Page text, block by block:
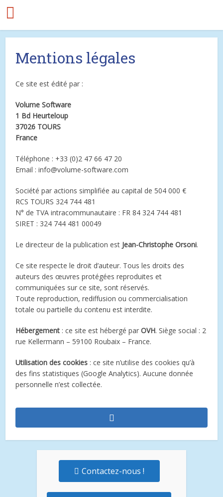
Mentions légales
Ce site est édité par :
Volume Software
1 Bd Heurteloup
37026 TOURS
France
Téléphone : +33 (0)2 47 66 47 20
Email : info@volume-software.com
Société par actions simplifiée au capital de 504 000 €
RCS TOURS 324 744 481
N° de TVA intracommunautaire : FR 84 324 744 481
SIRET : 324 744 481 00049
Le directeur de la publication est Jean-Christophe Orsoni.
Ce site respecte le droit d’auteur. Tous les droits des
auteurs des œuvres protégées reproduites et
communiquées sur ce site, sont réservés.
Toute reproduction, rediffusion ou commercialisation
totale ou partielle du contenu est interdite.
Hébergement : ce site est hébergé parOVH. Siège social : 2
rue Kellermann – 59100 Roubaix – France.
Utilisation des cookies : ce site n’utilise des cookies qu’à
des fins statistiques (Google Analytics). Aucune donnée
personnelle n’est collectée.
Contactez-nous !